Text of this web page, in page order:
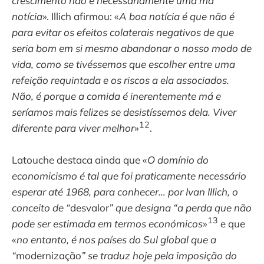
notícia». Illich afirmou: «A boa notícia é que não é
para evitar os efeitos colaterais negativos de que
seria bom em si mesmo abandonar o nosso modo de
vida, como se tivéssemos que escolher entre uma
refeição requintada e os riscos a ela associados.
Não, é porque a comida é inerentemente má e
seríamos mais felizes se desistíssemos dela. Viver
diferente para viver melhor»12.
Latouche destaca ainda que «O domínio do
economicismo é tal que foi praticamente necessário
esperar até 1968, para conhecer… por Ivan Illich, o
conceito de “desvalor” que designa “a perda que não
pode ser estimada em termos económicos»13 e que
«no entanto, é nos países do Sul global que a
“modernização” se traduz hoje pela imposição do